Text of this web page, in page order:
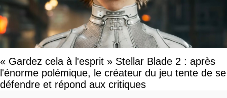
« Gardez cela à l'esprit » Stellar Blade 2 : après
l'énorme polémique, le créateur du jeu tente de se
défendre et répond aux critiques